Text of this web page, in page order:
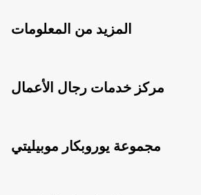
المزيد من المعلومات
مركز خدمات رجال الأعمال
مجموعة يوروبكار موبيليتي